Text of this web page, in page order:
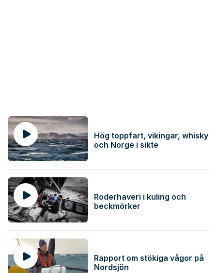
Hög toppfart, vikingar, whisky
och Norge i sikte
Roderhaveri i kuling och
beckmörker
Rapport om stökiga vågor på
Nordsjön